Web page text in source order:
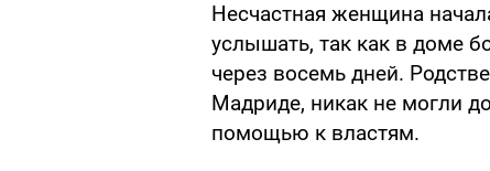
Несчастная женщина
услышать, так как в доме
через восемь дней.
Мадриде, никак не могли
помощью к властям.